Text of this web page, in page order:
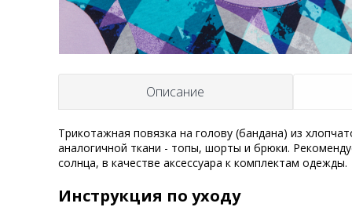
Описание
Трикотажная повязка на голову (бандана) из
аналогичной ткани - топы, шорты и брюки.
солнца, в качестве аксессуара к комплектам одежды.
Инструкция по уходу